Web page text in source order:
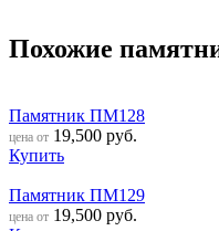
Похожие
Памятник ПМ128
цена от 19,500 руб.
Купить
Памятник ПМ129
цена от 19,500 руб.